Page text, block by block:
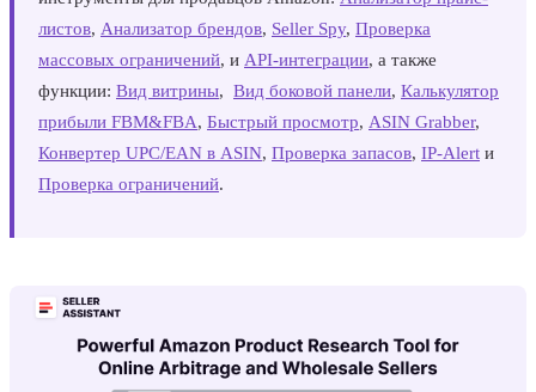
листов, Анализатор брендов, Seller Spy, Проверка
массовых ограничений, и API-интеграции, а также
функции: Вид витрины, Вид боковой панели, Калькулятор
прибыли FBM&FBA, Быстрый просмотр, ASIN Grabber,
Конвертер UPC/EAN в ASIN, Проверка запасов, IP-Alert и
Проверка ограничений.